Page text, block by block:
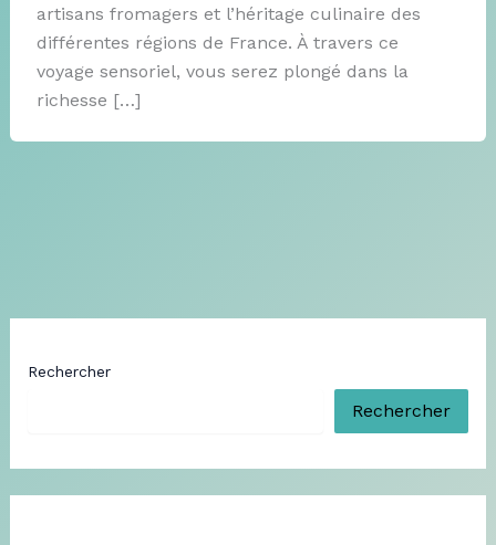
artisans fromagers et l’héritage culinaire des
différentes régions de France. À travers ce
voyage sensoriel, vous serez plongé dans la
richesse […]
Rechercher
Rechercher